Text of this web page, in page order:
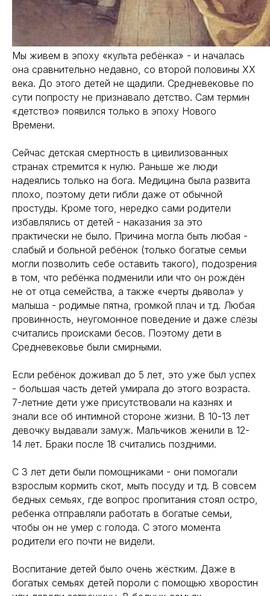
Мы живем в эпоху «культа ребёнка» - и началась
она сравнительно недавно, со второй половины XX
века. До этого детей не щадили. Средневековье по
сути попросту не признавало детство. Сам термин
«детство» появился только в эпоху Нового
Времени.
Сейчас детская смертность в цивилизованных
странах стремится к нулю. Раньше же люди
надеялись только на бога. Медицина была развита
плохо, поэтому дети гибли даже от обычной
простуды. Кроме того, нередко сами родители
избавлялись от детей - наказания за это
практически не было. Причина могла быть любая -
слабый и больной ребёнок (только богатые семьи
могли позволить себе оставить такого), подозрения
в том, что ребёнка подменили или что он рождён
не от отца семейства, а также «черты дьявола» у
малыша - родимые пятна, громкой плач и тд. Любая
провинность, неугомонное поведение и даже слёзы
считались происками бесов. Поэтому дети в
Средневековье были смирными.
Если ребёнок доживал до 5 лет, это уже был успех
- большая часть детей умирала до этого возраста.
7-летние дети уже присутствовали на казнях и
знали все об интимной стороне жизни. В 10-13 лет
девочку выдавали замуж. Мальчиков женили в 12-
14 лет. Браки после 18 считались поздними.
С 3 лет дети были помощниками - они помогали
взрослым кормить скот, мыть посуду и тд. В совсем
бедных семьях, где вопрос пропитания стоял остро,
ребенка отправляли работать в богатые семьи,
чтобы он не умер с голода. С этого момента
родители его почти не видели.
Воспитание детей было очень жёстким. Даже в
богатых семьях детей пороли с помощью хворостин